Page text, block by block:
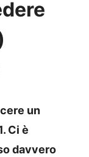
un
Ci è
davvero